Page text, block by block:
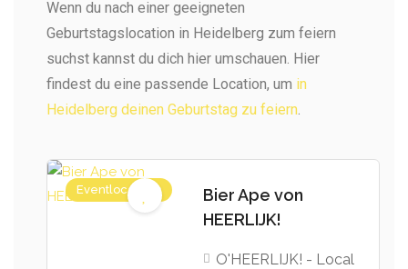
Wenn du nach einer geeigneten
Geburtstagslocation in Heidelberg zum feiern
suchst kannst du dich hier umschauen. Hier
findest du eine passende Location, um in
Heidelberg deinen Geburtstag zu feiern
Eventlocations
Bier Ape von
HEERLIJK!
O'HEERLIJK! - Local